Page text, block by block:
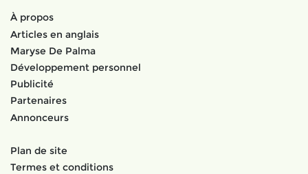
À propos
Articles en anglais
Maryse De Palma
Développement personnel
Publicité
Partenaires
Annonceurs
Plan de site
Termes et conditions